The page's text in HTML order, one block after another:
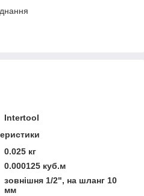
Intertool
0.025 кг
0.000125 куб.м
зовнішня 1/2", на шланг 10
мм